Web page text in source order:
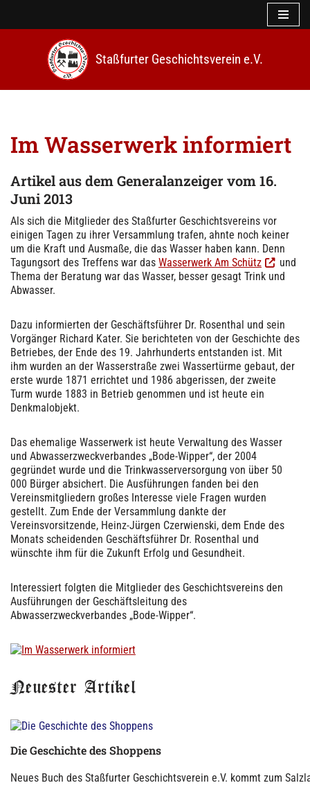
n
p
r
i
n
g
e
n
Staßfurter Geschichtsverein e.V.
Im Wasserwerk informiert
Artikelaus dem Generalanzeigervom 16.
Juni 2013
Als sich die Mitglieder des Staßfurter Geschichtsvereins vor
einigen Tagen zu ihrer Versammlung trafen, ahnte noch keiner
um die Kraft und Ausmaße, die das Wasser haben kann. Denn
Tagungsort des Treffens war das Wasserwerk Am Schütz
und
Thema der Beratung war das Wasser, besser gesagt Trink und
Abwasser.
Dazu informierten der Geschäftsführer Dr. Rosenthal und sein
Vorgänger Richard Kater. Sie berichteten von der Geschichte des
Betriebes, der Ende des 19. Jahrhunderts entstanden ist. Mit
ihm wurden an der Wasserstraße zwei Wassertürme gebaut, der
erste wurde 1871 errichtet und 1986 abgerissen, der zweite
Turm wurde 1883 in Betrieb genommen und ist heute ein
Denkmalobjekt.
Das ehemalige Wasserwerk ist heute Verwaltung des Wasser
und Abwasserzweckverbandes „Bode-Wipper“, der 2004
gegründet wurde und die Trinkwasserversorgung von über 50
000 Bürger absichert. Die Ausführungen fanden bei den
Vereinsmitgliedern großes Interesse viele Fragen wurden
gestellt. Zum Ende der Versammlung dankte der
Vereinsvorsitzende, Heinz-Jürgen Czerwienski, dem Ende des
Monats scheidenden Geschäftsführer Dr. Rosenthal und
wünschte ihm für die Zukunft Erfolg und Gesundheit.
Interessiert folgten die Mitglieder des Geschichtsvereins den
Ausführungen der Geschäftsleitung des
Abwasserzweckverbandes „Bode-Wipper“.
Neuester Artikel
Die Geschichte des Shoppens
Neues Buch des Staßfurter Geschichtsverein e.V. kommt zum